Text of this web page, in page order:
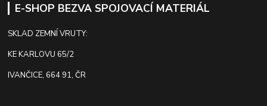
E-SHOP BEZVA SPOJOVACÍ MATERIÁL
SKLAD ZEMNÍ VRUTY:
KE KARLOVU 65/2
IVANČICE, 664 91, ČR